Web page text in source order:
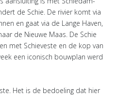
de Schie. De rivier komt via
en gaat via de Lange Haven,
de Nieuwe Maas. De Schie
met Schieveste en de kop van
een iconisch bouwplan werd
Het is de bedoeling dat hier